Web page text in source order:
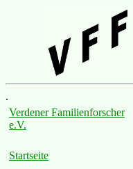
.
Verdener Familienforscher
e.V.
Startseite